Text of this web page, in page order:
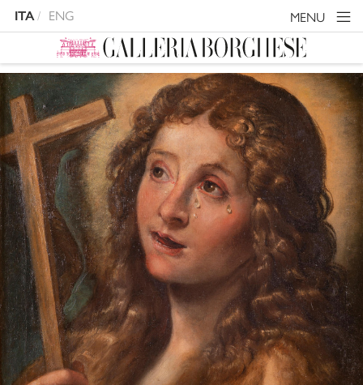
ITA ENG MENU